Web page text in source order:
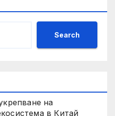
Search
на
в Китай